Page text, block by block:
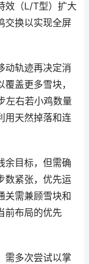
效（L/T型）扩大
交换以实现全屏
动轨迹再决定消
盖更多雪块，
左右若小鸡数量
用天然掉落和连
余目标，但需确
数紧张，优先运
关需兼顾雪块和
前布局的优先
需多次尝试以掌